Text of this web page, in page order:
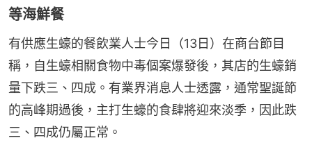
等海鮮餐
有供應生蠔的餐飲業人士今日（13日）在商台節目
稱，自生蠔相關食物中毒個案爆發後，其店的生蠔銷
量下跌三、四成。有業界消息人士透露，通常聖誕節
的高峰期過後，主打生蠔的食肆將迎來淡季，因此跌
三、四成仍屬正常。